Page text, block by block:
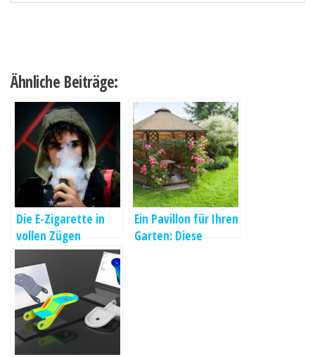
Ähnliche Beiträge:
Die E-Zigarette in
vollen Zügen
genießen
Ein Pavillon für Ihren
Garten: Diese